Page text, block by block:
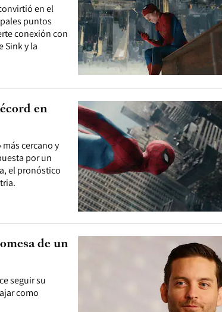
en el
puntos
conexión con
Sink y la
cercano y
por un
el pronóstico
en
seguir su
como
de un